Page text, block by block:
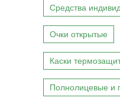
Средства
Очки открытые
Каски
Полнолицевые и